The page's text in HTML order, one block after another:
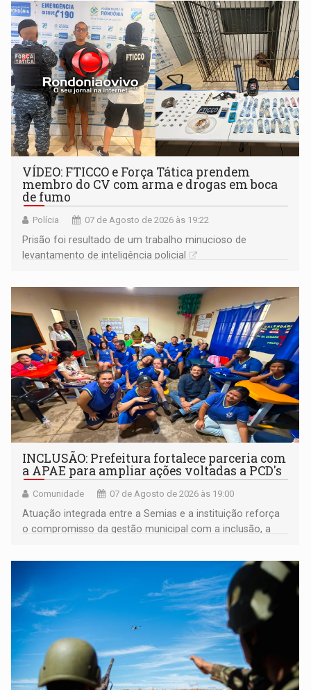
VÍDEO: FTICCO e Força Tática prendem
membro do CV com arma e drogas em boca
de fumo
Polícia 07 de Agosto de 2026 às 19:22
Prisão foi resultado de um trabalho minucioso de
levantamento de inteligência policial
INCLUSÃO: Prefeitura fortalece parceria com
a APAE para ampliar ações voltadas a PCD's
Comunidade 07 de Agosto de 2026 às 19:00
Atuação integrada entre a Semias e a instituição reforça
o compromisso da gestão municipal com a inclusão, a